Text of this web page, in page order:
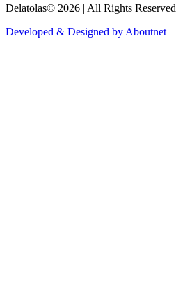
Delatolas© 2026 | All Rights Reserved
Developed & Designed by Aboutnet